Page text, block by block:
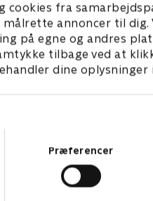
cookies fra
annoncer til
på egne og andres
tilbage ved at
dine oplysninger i
Præferencer
Star Wars: Visions
Serier • 1 sæsoner